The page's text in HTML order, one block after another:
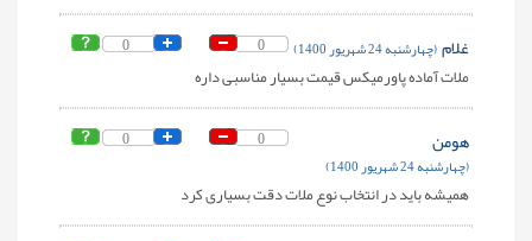
0 0 غلام(چهارشنبه 24 شهریور 1400)
ملات آماده پاورمیکس قیمت بسیار مناسبی داره
0 0 هومن
(چهارشنبه 24 شهریور 1400)
همیشه باید در انتخاب نوع ملات دقت بسیاری کرد